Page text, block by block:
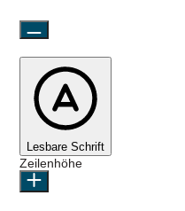
Lesbare Schrift
Zeilenhöhe